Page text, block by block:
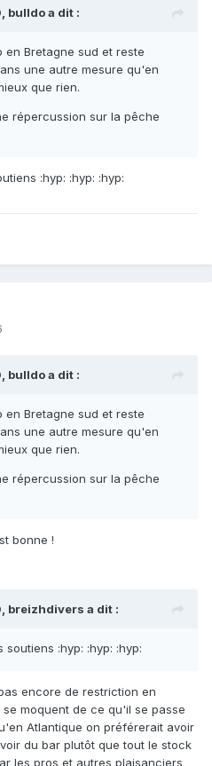
bulldo a dit :
Bretagne sud et reste
une autre mesure qu'en
que rien.
répercussion sur la pêche
:hyp: :hyp: :hyp:
bulldo a dit :
Bretagne sud et reste
une autre mesure qu'en
que rien.
répercussion sur la pêche
bonne !
breizhdivers a dit :
:hyp: :hyp: :hyp:
encore de restriction en
moquent de ce qu'il se passe
Atlantique on préférerait avoir
du bar plutôt que tout le stock
les pros et autres plaisanciers